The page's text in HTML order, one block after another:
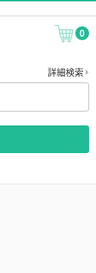
0
詳細検索